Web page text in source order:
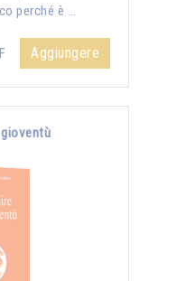
perché è …
Aggiungere